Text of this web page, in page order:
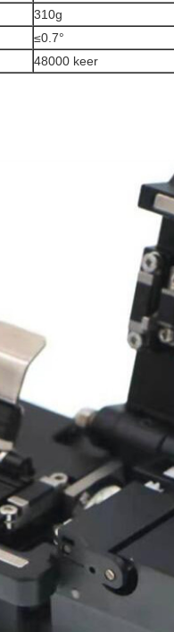
310g
≤0.7°
48000 keer